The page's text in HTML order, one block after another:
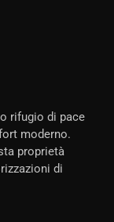
rifugio di pace
moderno.
proprietà
di